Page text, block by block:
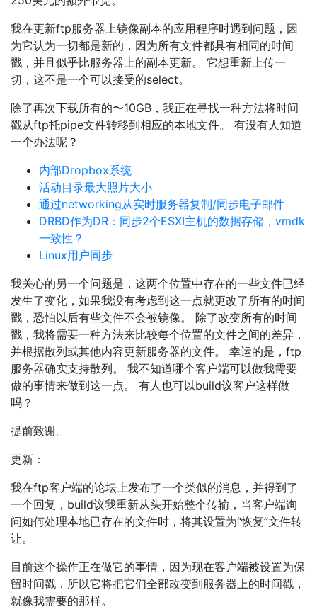
我在更新ftp服务器上镜像副本的应用程序时遇到问题，因
为它认为一切都是新的，因为所有文件都具有相同的时间
戳，并且似乎比服务器上的副本更新。 它想重新上传一
切，这不是一个可以接受的select。
除了再次下载所有的〜10GB，我正在寻找一种方法将时间
戳从ftp托pipe文件转移到相应的本地文件。 有没有人知道
一个办法呢？
内部Dropbox系统
活动目录最大照片大小
通过networking从实时服务器复制/同步电子邮件
DRBD作为DR：同步2个ESXI主机的数据存储，vmdk
一致性？
Linux用户同步
我关心的另一个问题是，这两个位置中存在的一些文件已经
发生了变化，如果我没有考虑到这一点就更改了所有的时间
戳，恐怕以后有些文件不会被镜像。 除了改变所有的时间
戳，我将需要一种方法来比较每个位置的文件之间的差异，
并根据散列或其他内容更新服务器的文件。 幸运的是，ftp
服务器确实支持散列。 我不知道哪个客户端可以做我需要
做的事情来做到这一点。 有人也可以build议客户这样做
吗？
提前致谢。
更新：
我在ftp客户端的论坛上发布了一个类似的消息，并得到了
一个回复，build议我重新从头开始整个传输，当客户端询
问如何处理本地已存在的文件时，将其设置为“恢复”文件转
让。
目前这个操作正在做它的事情，因为现在客户端被设置为保
留时间戳，所以它将把它们全部改变到服务器上的时间戳，
就像我需要的那样。